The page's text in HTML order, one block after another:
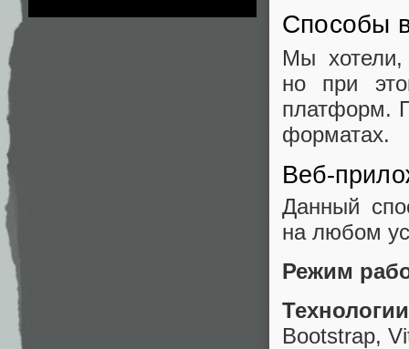
Способы
Мы
но при
платформ.
форматах.
Данный
на любом
Режим
Bootstrap,